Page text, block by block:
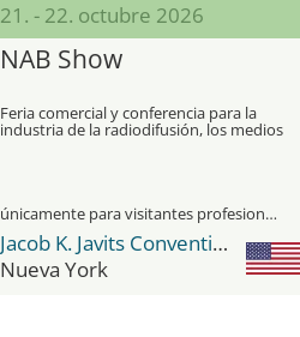
21. - 22. octubre 2026
NAB Show
Feria comercial y conferencia para la
industria de la radiodifusión, los medios
únicamente para visitantes profesionales
Jacob K. Javits Convention Center
Nueva York